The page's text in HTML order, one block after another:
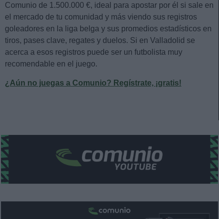
Comunio de 1.500.000 €, ideal para apostar por él si sale en
el mercado de tu comunidad y más viendo sus registros
goleadores en la liga belga y sus promedios estadísticos en
tiros, pases clave, regates y duelos. Si en Valladolid se
acerca a esos registros puede ser un futbolista muy
recomendable en el juego.
¿Aún no juegas a Comunio? Regístrate, ¡gratis!